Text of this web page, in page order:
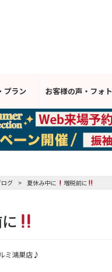
プラン お客様の声・ フォト
グ > 夏休み中に 増税前に
ミ鴻巣店♪